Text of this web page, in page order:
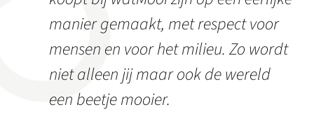
manier gemaakt, met respect voor
mensen en voor het milieu. Zo wordt
niet alleen jij maar ook de wereld
een beetje mooier.